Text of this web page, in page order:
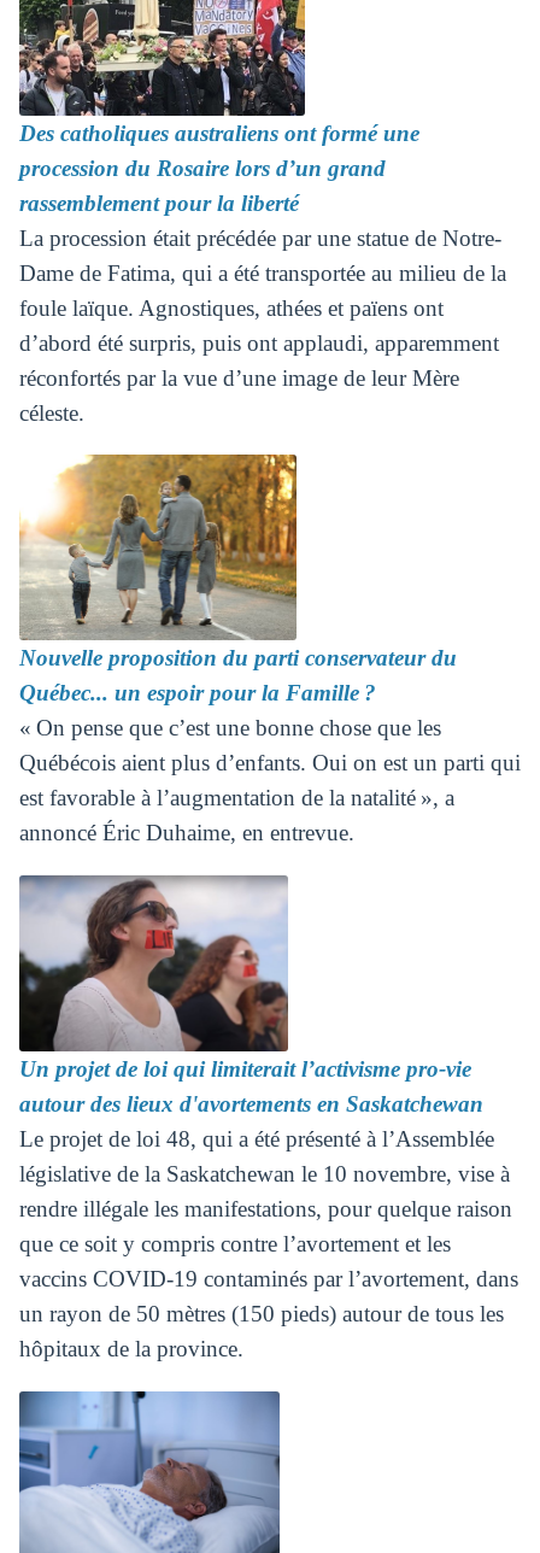
Des catholiques australiens ont formé une
procession du Rosaire lors d’un grand
rassemblement pour la liberté
La procession était précédée par une statue de Notre-
Dame de Fatima, qui a été transportée au milieu de la
foule laïque. Agnostiques, athées et païens ont
d’abord été surpris, puis ont applaudi, apparemment
réconfortés par la vue d’une image de leur Mère
céleste.
Nouvelle proposition du parti conservateur du
Québec... un espoir pour la Famille ?
« On pense que c’est une bonne chose que les
Québécois aient plus d’enfants. Oui on est un parti qui
est favorable à l’augmentation de la natalité », a
annoncé Éric Duhaime, en entrevue.
Un projet de loi qui limiterait l’activisme pro-vie
autour des lieux d'avortements en Saskatchewan
Le projet de loi 48, qui a été présenté à l’Assemblée
législative de la Saskatchewan le 10 novembre, vise à
rendre illégale les manifestations, pour quelque raison
que ce soit y compris contre l’avortement et les
vaccins COVID-19 contaminés par l’avortement, dans
un rayon de 50 mètres (150 pieds) autour de tous les
hôpitaux de la province.